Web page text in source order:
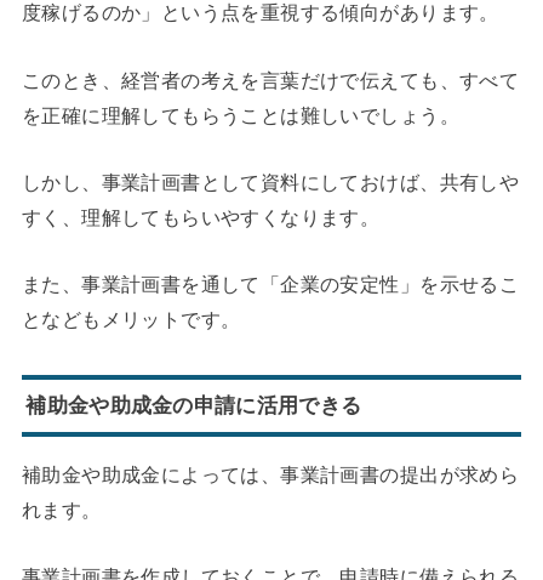
度稼げるのか」という点を重視する傾向があります。
このとき、経営者の考えを言葉だけで伝えても、すべて
を正確に理解してもらうことは難しいでしょう。
しかし、事業計画書として資料にしておけば、共有しや
すく、理解してもらいやすくなります。
また、事業計画書を通して「企業の安定性」を示せるこ
となどもメリットです。
補助金や助成金の申請に活用できる
補助金や助成金によっては、事業計画書の提出が求めら
れます。